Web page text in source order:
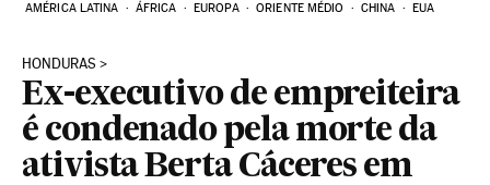
AMÉRICA LATINA ÁFRICA EUROPA ORIENTE MÉDIO CHINA EUA
HONDURAS
Ex-executivo de empreiteira
é condenado pela morte da
ativista Berta Cáceres em